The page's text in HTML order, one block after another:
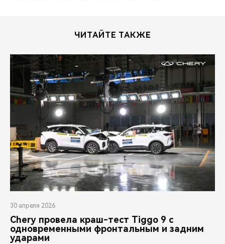
ЧИТАЙТЕ ТАКЖЕ
30 апреля 2026
Chery провела краш-тест Tiggo 9 с
одновременными фронтальным и задним
ударами